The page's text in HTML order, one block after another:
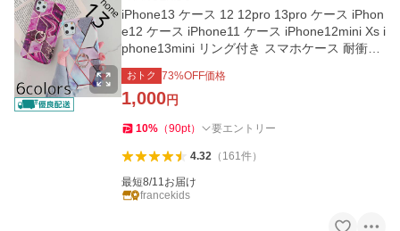
iPhone13 ケース 12 12pro 13pro ケース iPhon
e12 ケース iPhone11 ケース iPhone12mini Xs i
phone13mini リング付き スマホケース 耐衝撃
おしゃれ 大理石
おトク 73%OFF価格
1,000円
10% （90pt） 要エントリー
4.32（ 161件）
最短8/11お届け
francekids